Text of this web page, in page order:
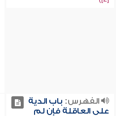
الفهرس: باب الدية
على العاقلة فإن لم